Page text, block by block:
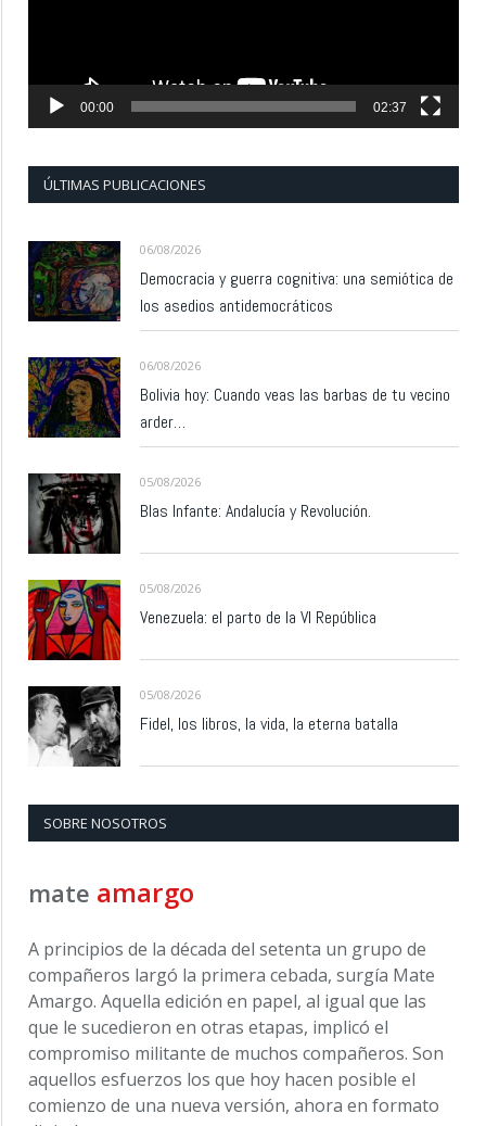
00:00 02:37
ÚLTIMAS PUBLICACIONES
06/08/2026
Democracia y guerra cognitiva: una semiótica de
los asedios antidemocráticos
06/08/2026
Bolivia hoy: Cuando veas las barbas de tu vecino
arder…
05/08/2026
Blas Infante: Andalucía y Revolución.
05/08/2026
Venezuela: el parto de la VI República
05/08/2026
Fidel, los libros, la vida, la eterna batalla
SOBRE NOSOTROS
mate amargo
A principios de la década del setenta un grupo de
compañeros largó la primera cebada, surgía Mate
Amargo. Aquella edición en papel, al igual que las
que le sucedieron en otras etapas, implicó el
compromiso militante de muchos compañeros. Son
aquellos esfuerzos los que hoy hacen posible el
comienzo de una nueva versión, ahora en formato